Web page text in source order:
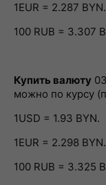
1EUR = 2.287 BYN.
100 RUB = 3.307
Купить валюту
можно по курсу
1USD = 1.93 BYN.
1EUR = 2.298 BYN.
100 RUB = 3.325